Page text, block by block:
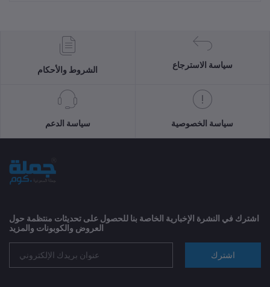
الشروط والأحكام
سياسة الاسترجاع
سياسة الدعم سياسة الخصوصية
اشترك في النشرة الإخبارية الخاصة بنا للحصول على تحديثات منتظمة حول
العروض والكوبونات والمزيد
اشترك